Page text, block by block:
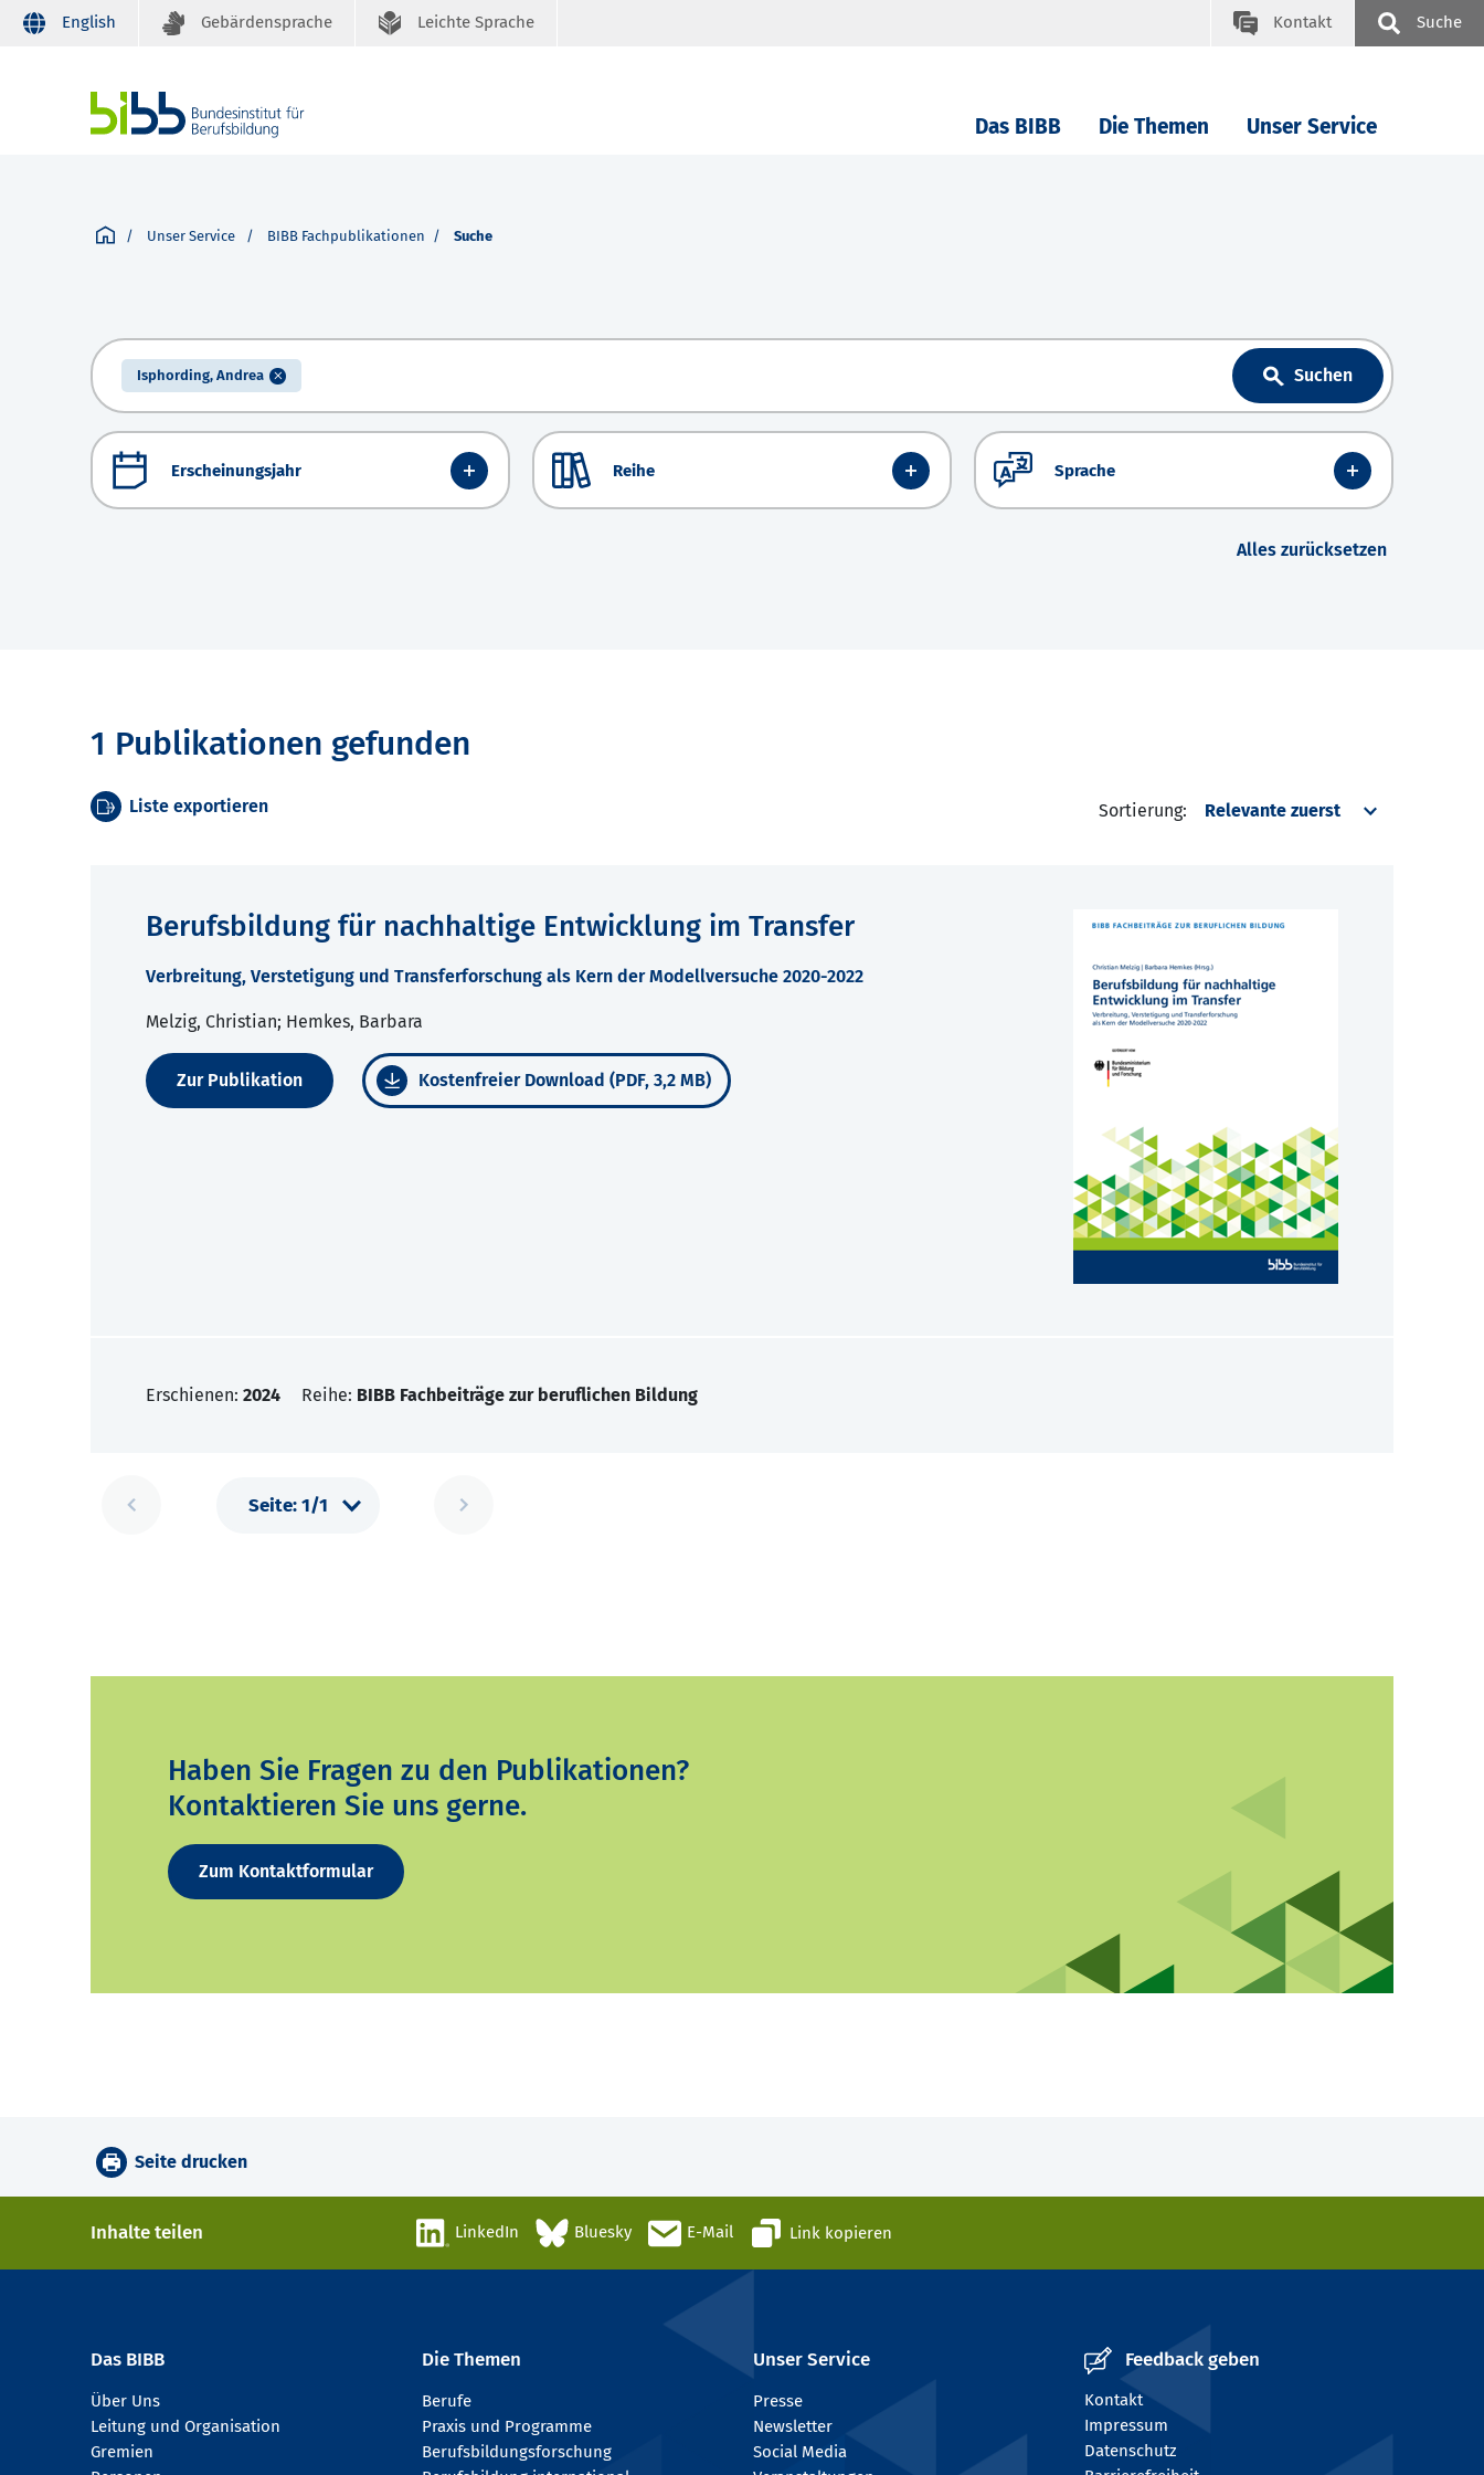
English Gebärdensprache Leichte Sprache Kontakt Suche
Das BIBB Die Themen Unser Service
Unser Service BIBB Fachpublikationen Suche
Isphording, Andrea Suchen
Erscheinungsjahr Reihe Sprache
Alles zurücksetzen
1 Publikationen gefunden
Liste exportieren Sortierung:
Berufsbildung für nachhaltige Entwicklung im Transfer
Verbreitung, Verstetigung und Transferforschung als Kern der Modellversuche 2020-2022
Melzig, Christian; Hemkes, Barbara
Zur Publikation Kostenfreier Download (PDF, 3,2 MB)
Erschienen: 2024 Reihe: BIBB Fachbeiträge zur beruflichen Bildung
Haben Sie Fragen zu den Publikationen?
Kontaktieren Sie uns gerne.
Zum Kontaktformular
Seite drucken
Inhalte teilen LinkedIn Bluesky E-Mail Link kopieren
Das BIBB
Über Uns
Leitung und Organisation
Gremien
Die Themen
Berufe
Praxis und Programme
Berufsbildungsforschung
Unser Service
Presse
Newsletter
Social Media
Feedback geben
Kontakt
Impressum
Datenschutz